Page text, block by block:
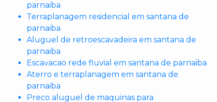
parnaiba
Terraplanagem residencial em santana de
parnaiba
Aluguel de retroescavadeira em santana de
parnaiba
Escavacao rede fluvial em santana de parnaiba
Aterro e terraplanagem em santana de
parnaiba
Preco aluguel de maquinas para